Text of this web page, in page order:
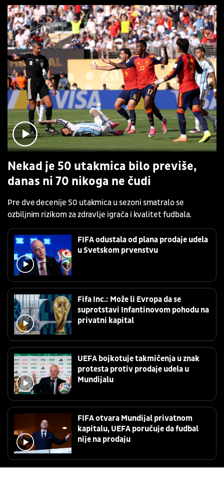
Nekad je 50 utakmica bilo previše,
danas ni 70 nikoga ne čudi
Pre dve decenije 50 utakmica u sezoni smatralo se
ozbiljnim rizikom za zdravlje igrača i kvalitet fudbala.
FIFA odustala od plana prodaje udela
u Svetskom prvenstvu
Fifa Inc.: Može li Evropa da se
suprotstavi Infantinovom pohodu na
privatni kapital
UEFA bojkotuje takmičenja u znak
protesta protiv prodaje udela u
Mundijalu
FIFA otvara Mundijal privatnom
kapitalu, UEFA poručuje da fudbal
nije na prodaju